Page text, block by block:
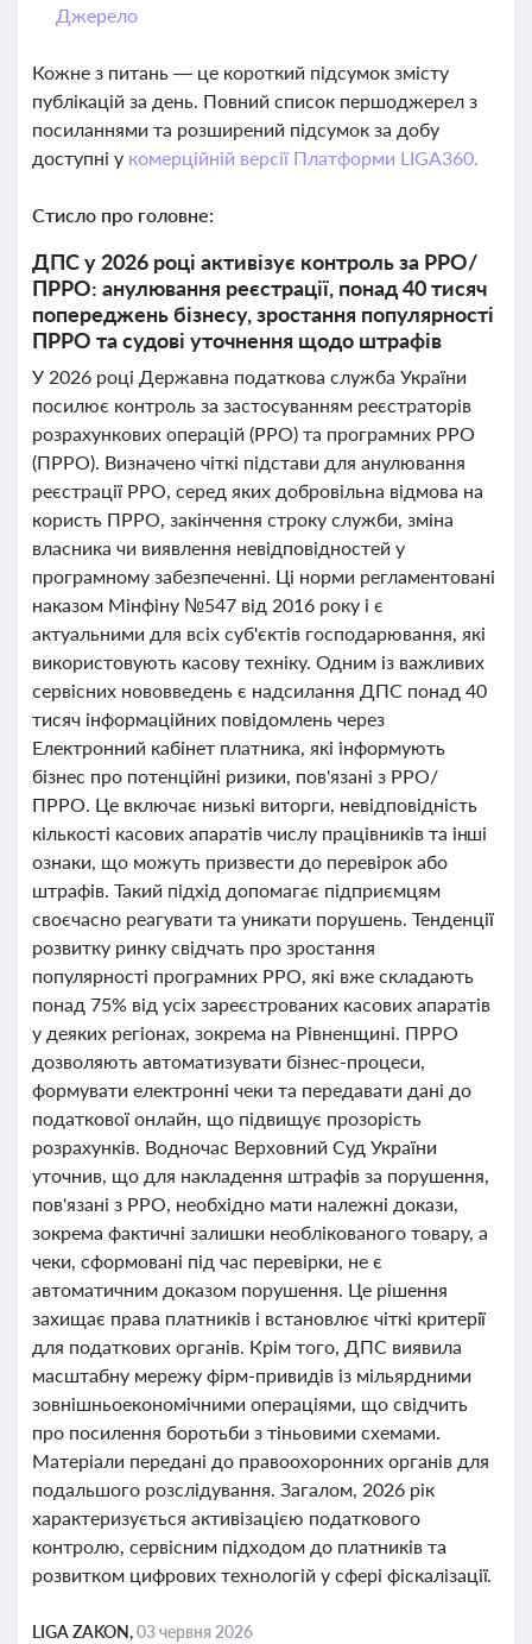
Джерело
Кожне з питань — це короткий підсумок змісту
публікацій за день. Повний список першоджерел з
посиланнями та розширений підсумок за добу
доступні у комерційній версії Платформи LIGA360.
Стисло про головне:
ДПС у 2026 році активізує контроль за РРО/
ПРРО: анулювання реєстрації, понад 40 тисяч
попереджень бізнесу, зростання популярності
ПРРО та судові уточнення щодо штрафів
У 2026 році Державна податкова служба України
посилює контроль за застосуванням реєстраторів
розрахункових операцій (РРО) та програмних РРО
(ПРРО). Визначено чіткі підстави для анулювання
реєстрації РРО, серед яких добровільна відмова на
користь ПРРО, закінчення строку служби, зміна
власника чи виявлення невідповідностей у
програмному забезпеченні. Ці норми регламентовані
наказом Мінфіну №547 від 2016 року і є
актуальними для всіх суб'єктів господарювання, які
використовують касову техніку. Одним із важливих
сервісних нововведень є надсилання ДПС понад 40
тисяч інформаційних повідомлень через
Електронний кабінет платника, які інформують
бізнес про потенційні ризики, пов'язані з РРО/
ПРРО. Це включає низькі виторги, невідповідність
кількості касових апаратів числу працівників та інші
ознаки, що можуть призвести до перевірок або
штрафів. Такий підхід допомагає підприємцям
своєчасно реагувати та уникати порушень. Тенденції
розвитку ринку свідчать про зростання
популярності програмних РРО, які вже складають
понад 75% від усіх зареєстрованих касових апаратів
у деяких регіонах, зокрема на Рівненщині. ПРРО
дозволяють автоматизувати бізнес-процеси,
формувати електронні чеки та передавати дані до
податкової онлайн, що підвищує прозорість
розрахунків. Водночас Верховний Суд України
уточнив, що для накладення штрафів за порушення,
пов'язані з РРО, необхідно мати належні докази,
зокрема фактичні залишки необлікованого товару, а
чеки, сформовані під час перевірки, не є
автоматичним доказом порушення. Це рішення
захищає права платників і встановлює чіткі критерії
для податкових органів. Крім того, ДПС виявила
масштабну мережу фірм-привидів із мільярдними
зовнішньоекономічними операціями, що свідчить
про посилення боротьби з тіньовими схемами.
Матеріали передані до правоохоронних органів для
подальшого розслідування. Загалом, 2026 рік
характеризується активізацією податкового
контролю, сервісним підходом до платників та
розвитком цифрових технологій у сфері фіскалізації.
LIGA ZAKON,03 червня 2026